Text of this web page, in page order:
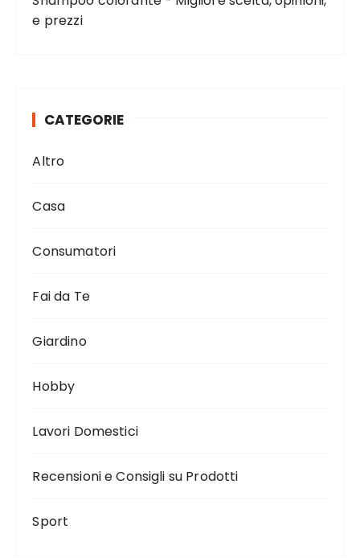
e prezzi
CATEGORIE
Altro
Casa
Consumatori
Fai da Te
Giardino
Hobby
Lavori Domestici
Recensioni e Consigli su Prodotti
Sport